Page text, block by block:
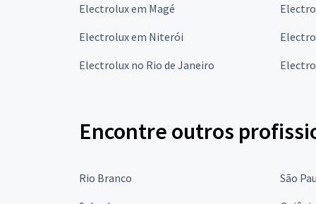
Electrolux em Magé
Electrolux em Niterói
Electrolux no Rio de Janeiro
Encontre outros
Rio Branco São